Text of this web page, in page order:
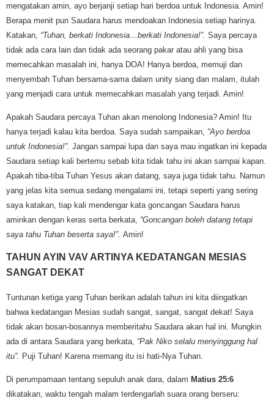
mengatakan amin, ayo berjanji setiap hari berdoa untuk Indonesia. Amin!
Berapa menit pun Saudara harus mendoakan Indonesia setiap harinya.
Katakan, “Tuhan, berkati Indonesia…berkati Indonesia!”. Saya percaya
tidak ada cara lain dan tidak ada seorang pakar atau ahli yang bisa
memecahkan masalah ini, hanya DOA! Hanya berdoa, memuji dan
menyembah Tuhan bersama-sama dalam unity siang dan malam, itulah
yang menjadi cara untuk memecahkan masalah yang terjadi. Amin!
Apakah Saudara percaya Tuhan akan menolong Indonesia? Amin! Itu
hanya terjadi kalau kita berdoa. Saya sudah sampaikan, “Ayo berdoa
untuk Indonesia!”. Jangan sampai lupa dan saya mau ingatkan ini kepada
Saudara setiap kali bertemu sebab kita tidak tahu ini akan sampai kapan.
Apakah tiba-tiba Tuhan Yesus akan datang, saya juga tidak tahu. Namun
yang jelas kita semua sedang mengalami ini, tetapi seperti yang sering
saya katakan, tiap kali mendengar kata goncangan Saudara harus
aminkan dengan keras serta berkata, “Goncangan boleh datang tetapi
saya tahu Tuhan beserta saya!”. Amin!
TAHUN AYIN VAV ARTINYA KEDATANGAN MESIAS
SANGAT DEKAT
Tuntunan ketiga yang Tuhan berikan adalah tahun ini kita diingatkan
bahwa kedatangan Mesias sudah sangat, sangat, sangat dekat! Saya
tidak akan bosan-bosannya memberitahu Saudara akan hal ini. Mungkin
ada di antara Saudara yang berkata, “Pak Niko selalu menyinggung hal
itu”. Puji Tuhan! Karena memang itu isi hati-Nya Tuhan.
Di perumpamaan tentang sepuluh anak dara, dalam Matius 25:6
dikatakan, waktu tengah malam terdengarlah suara orang berseru: